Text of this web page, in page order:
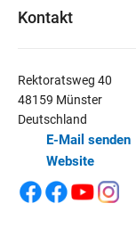
Kontakt
Rektoratsweg 40
48159 Münster
Deutschland
E-Mail senden
Website